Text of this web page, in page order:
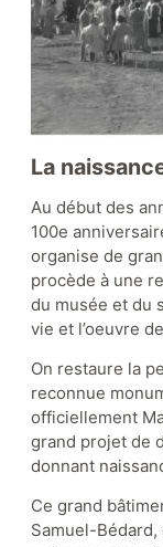
La
Au début des
100e
organise de
procède à une
du musée et du
vie et l’oeuvre
On restaure la
reconnue
officiellement
grand projet de
donnant
Ce grand
Samuel-